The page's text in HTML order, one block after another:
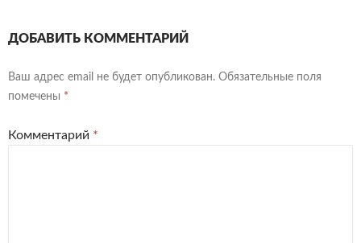
ДОБАВИТЬ КОММЕНТАРИЙ
Ваш адрес email не будет опубликован. Обязательные поля
помечены *
Комментарий *